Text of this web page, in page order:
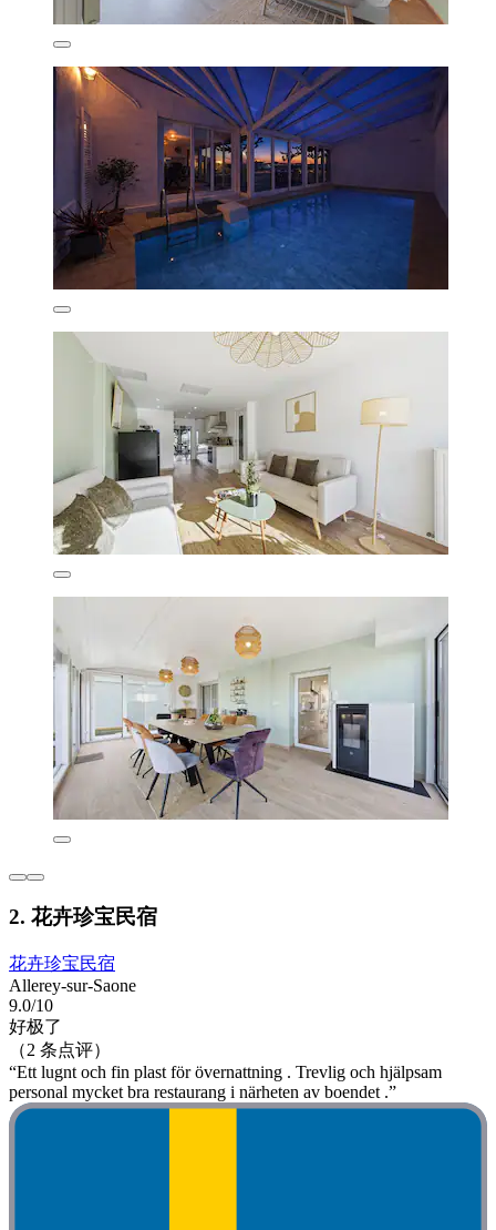
2. 花卉珍宝民宿
花卉珍宝民宿
Allerey-sur-Saone
9.0/10
好极了
（2 条点评）
“Ett lugnt och fin plast för övernattning . Trevlig och hjälpsam
personal mycket bra restaurang i närheten av boendet .”